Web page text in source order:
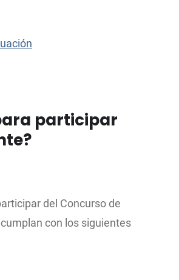
participar
del Concurso de
con los siguientes